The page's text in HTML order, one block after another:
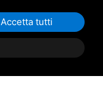
Accetta tutti